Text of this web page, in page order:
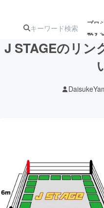
プロ
載す
ジェクト
テクノロジー・ガ
J STAGEのリン